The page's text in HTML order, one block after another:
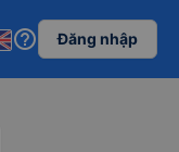
help_outline Đăng nhập